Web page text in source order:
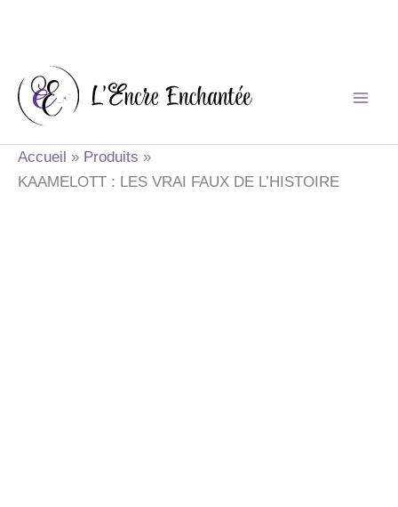
contenu
Accueil
Produits
KAAMELOTT : LES VRAI FAUX DE L’HISTOIRE